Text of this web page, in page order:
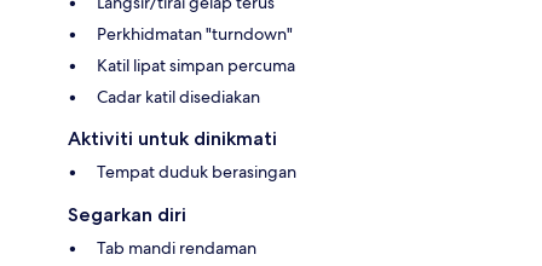
Perkhidmatan "turndown"
Katil lipat simpan percuma
Cadar katil disediakan
Aktiviti untuk dinikmati
Tempat duduk berasingan
Segarkan diri
Tab mandi rendaman